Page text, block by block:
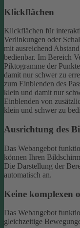
Klickflächen
Klickflächen für
Verlinkungen oder
mit ausreichend
bedienbar. Im Bereich
Piktogramme der
damit nur schwer zu
zum Einblenden des
klein und damit nur
Einblenden von
klein und schwer zu
Ausrichtung des
Das Webangebot
können Ihren
Die Darstellung der
automatisch an.
Keine komplexen
Das Webangebot
gleichzeitige